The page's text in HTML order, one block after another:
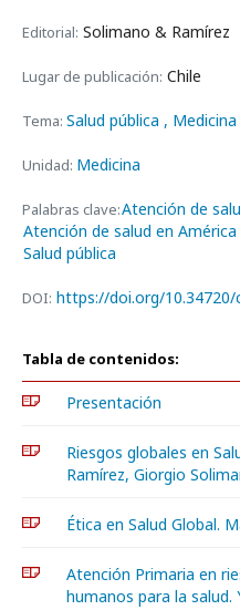
Editorial: Solimano & Ramírez
Lugar de publicación: Chile
Tema: Salud pública , Medicina
Unidad: Medicina
Palabras clave:Atención de
Atención de salud en
Salud pública
DOI: https://doi.org/10.34720/
Tabla de contenidos:
Presentación
Riesgos globales en
Ramírez, Giorgio
Ética en Salud Global.
Atención Primaria en
humanos para la salud.